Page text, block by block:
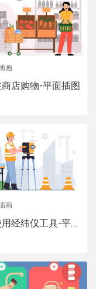
画
商店购物-平面插图
画
用经纬仪工具-平面